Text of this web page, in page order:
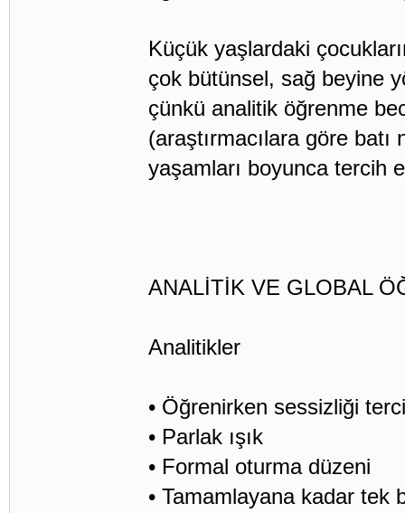
Küçük yaşlardaki
çok bütünsel, sağ beyine
çünkü analitik öğrenme
(araştırmacılara göre
yaşamları boyunca tercih
ANALİTİK VE GLOBAL
Analitikler
• Öğrenirken sessizliği
• Parlak ışık
• Formal oturma düzeni
• Tamamlayana kadar tek